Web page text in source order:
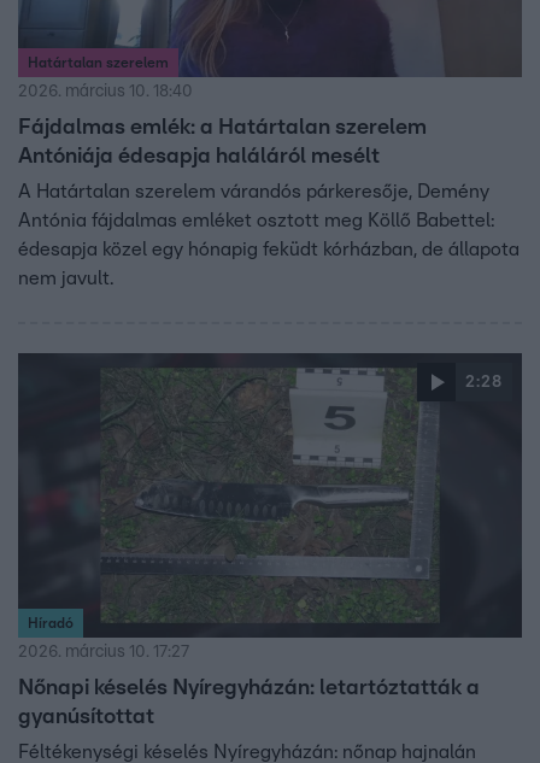
Határtalan szerelem
2026. március 10. 18:40
Fájdalmas emlék: a Határtalan szerelem
Antóniája édesapja haláláról mesélt
A Határtalan szerelem várandós párkeresője, Demény
Antónia fájdalmas emléket osztott meg Köllő Babettel:
édesapja közel egy hónapig feküdt kórházban, de állapota
nem javult.
2:28
Híradó
2026. március 10. 17:27
Nőnapi késelés Nyíregyházán: letartóztatták a
gyanúsítottat
Féltékenységi késelés Nyíregyházán: nőnap hajnalán